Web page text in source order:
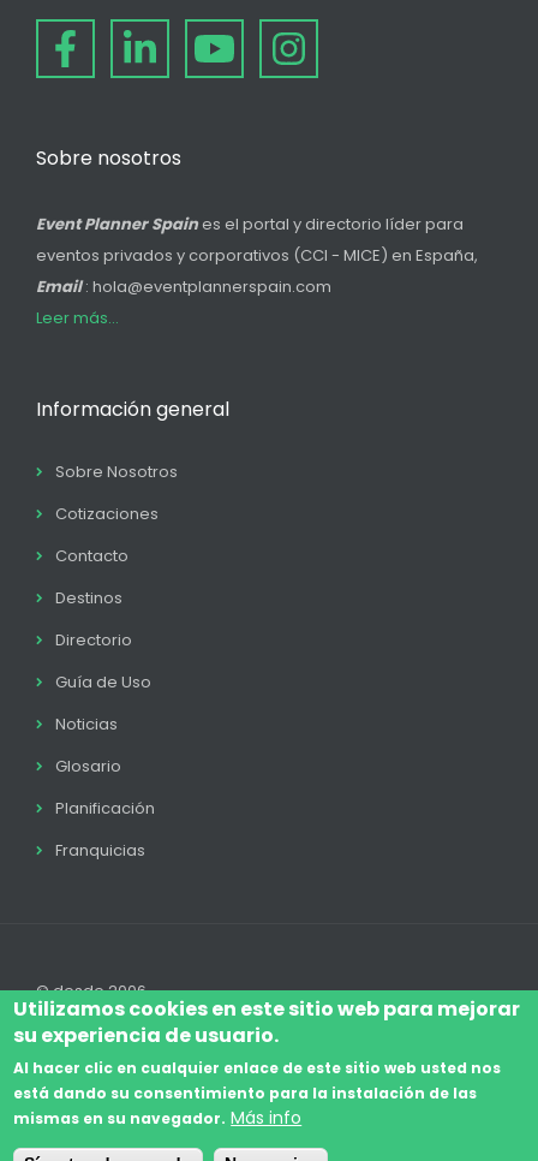
Sobre nosotros
Event Planner Spain es el portal y directorio líder para
eventos privados y corporativos (CCI - MICE) en España,
Email: hola@eventplannerspain.com
Leer más...
Información general
Sobre Nosotros
Cotizaciones
Contacto
Destinos
Directorio
Guía de Uso
Noticias
Glosario
Planificación
Franquicias
© desde 2006
Footer
Aviso Legal Legal
Utilizamos cookies en este sitio web para mejorar
su experiencia de usuario.
Al hacer clic en cualquier enlace de este sitio web usted nos
está dando su consentimiento para la instalación de las
mismas en su navegador. Más info